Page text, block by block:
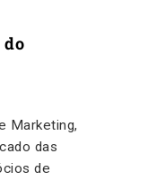
do
Marketing,
das
de